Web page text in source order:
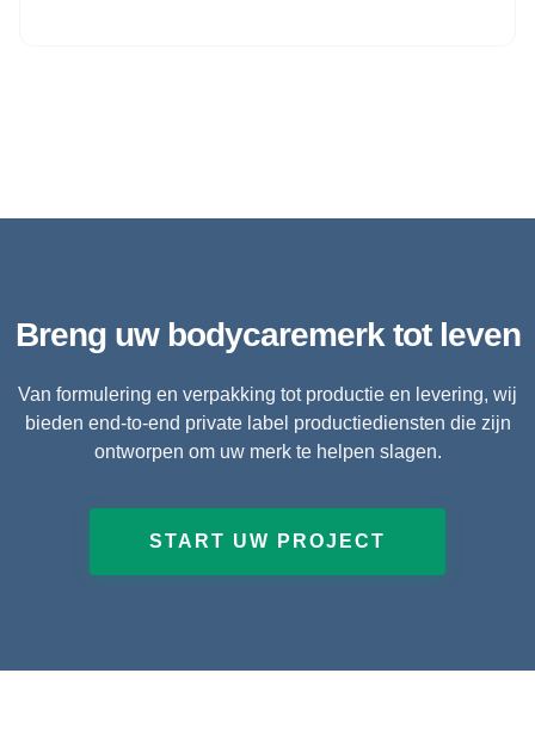
Breng uw bodycaremerk tot leven
Van formulering en verpakking tot productie en levering, wij
bieden end-to-end private label productiediensten die zijn
ontworpen om uw merk te helpen slagen.
START UW PROJECT